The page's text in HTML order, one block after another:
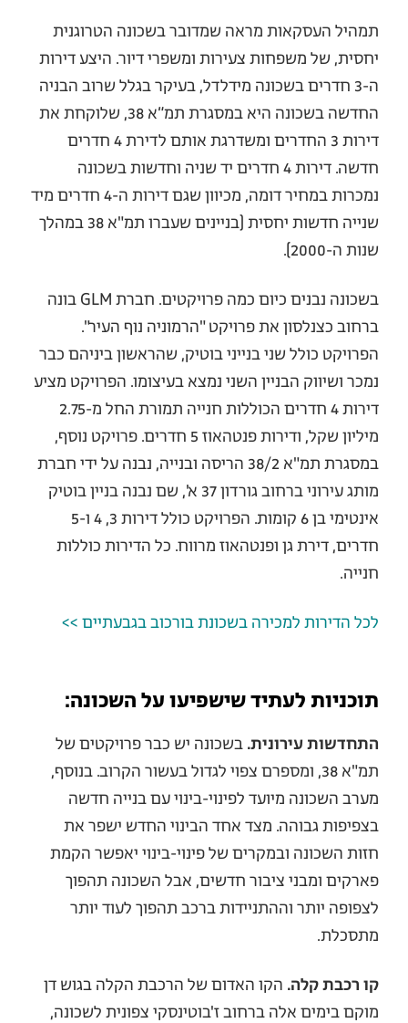
תמהיל העסקאות מראה שמדובר בשכונה הטרוגנית
יחסית, של משפחות צעירות ומשפרי דיור. היצע דירות
ה-3 חדרים בשכונה מידלדל, בעיקר בגלל שרוב הבניה
החדשה בשכונה היא במסגרת תמ״א 38, שלוקחת את
דירות 3 החדרים ומשדרגת אותם לדירת 4 חדרים
חדשה. דירות 4 חדרים יד שניה וחדשות בשכונה
נמכרות במחיר דומה, מכיוון שגם דירות ה-4 חדרים מיד
שנייה חדשות יחסית (בניינים שעברו תמ"א 38 במהלך
שנות ה-2000).
בשכונה נבנים כיום כמה פרויקטים. חברת GLM בונה
ברחוב כצנלסון את פרויקט "הרמוניה נוף העיר".
הפרויקט כולל שני בנייני בוטיק, שהראשון ביניהם כבר
נמכר ושיווק הבניין השני נמצא בעיצומו. הפרויקט מציע
דירות 4 חדרים הכוללות חנייה תמורת החל מ-2.75
מיליון שקל, ודירות פנטהאוז 5 חדרים. פרויקט נוסף,
במסגרת תמ"א 38/2 הריסה ובנייה, נבנה על ידי חברת
מותג עירוני ברחוב גורדון 37 א', שם נבנה בניין בוטיק
אינטימי בן 6 קומות. הפרויקט כולל דירות 3, 4 ו-5
חדרים, דירת גן ופנטהאוז מרווח. כל הדירות כוללות
חנייה.
לכל הדירות למכירה בשכונת בורכוב בגבעתיים >>
תוכניות לעתיד שישפיעו על השכונה:
התחדשות עירונית. בשכונה יש כבר פרויקטים של
תמ"א 38, ומספרם צפוי לגדול בעשור הקרוב. בנוסף,
מערב השכונה מיועד לפינוי-בינוי עם בנייה חדשה
בצפיפות גבוהה. מצד אחד הבינוי החדש ישפר את
חזות השכונה ובמקרים של פינוי-בינוי יאפשר הקמת
פארקים ומבני ציבור חדשים, אבל השכונה תהפוך
לצפופה יותר וההתניידות ברכב תהפוך לעוד יותר
מתסכלת.
קו רכבת קלה. הקו האדום של הרכבת הקלה בגוש דן
מוקם בימים אלה ברחוב ז'בוטינסקי צפונית לשכונה,